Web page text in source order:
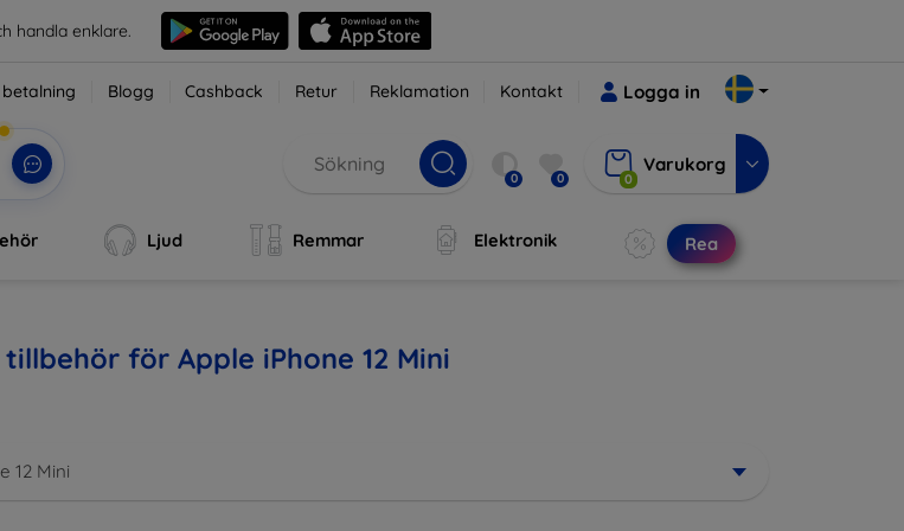
handla enklare.
Blogg Cashback Retur Reklamation Kontakt Logga in
0 0 0
Varukorg
Ljud Remmar Elektronik Rea
för Apple iPhone 12 Mini
12 Mini